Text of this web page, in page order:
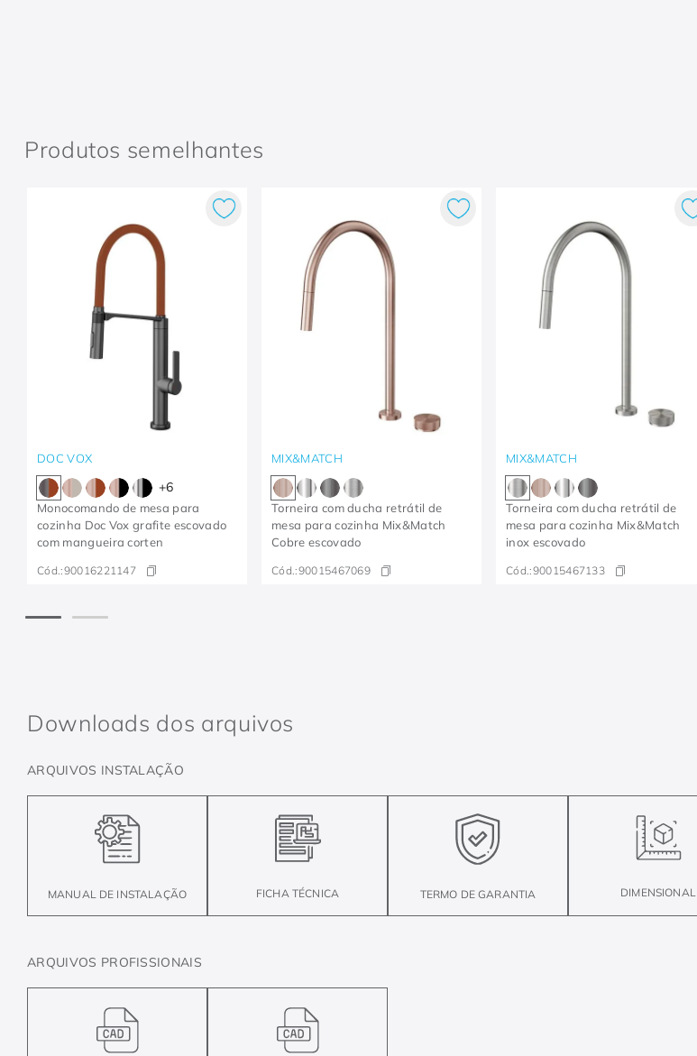
Produtos semelhantes
DOC VOX
+6
Monocomando de mesa para
cozinha Doc Vox grafite escovado
com mangueira corten
Cód.:90016221147
MIX&MATCH
Torneira com ducha retrátil de
mesa para cozinha Mix&Match
Cobre escovado
Cód.:90015467069
MIX&MATCH
Torneira com ducha retrátil de
mesa para cozinha Mix&Match
inox escovado
Cód.:90015467133
Downloads dos arquivos
ARQUIVOS INSTALAÇÃO
MANUAL DE INSTALAÇÃO FICHA TÉCNICA TERMO DE GARANTIA DIMENSIONAL
ARQUIVOS PROFISSIONAIS